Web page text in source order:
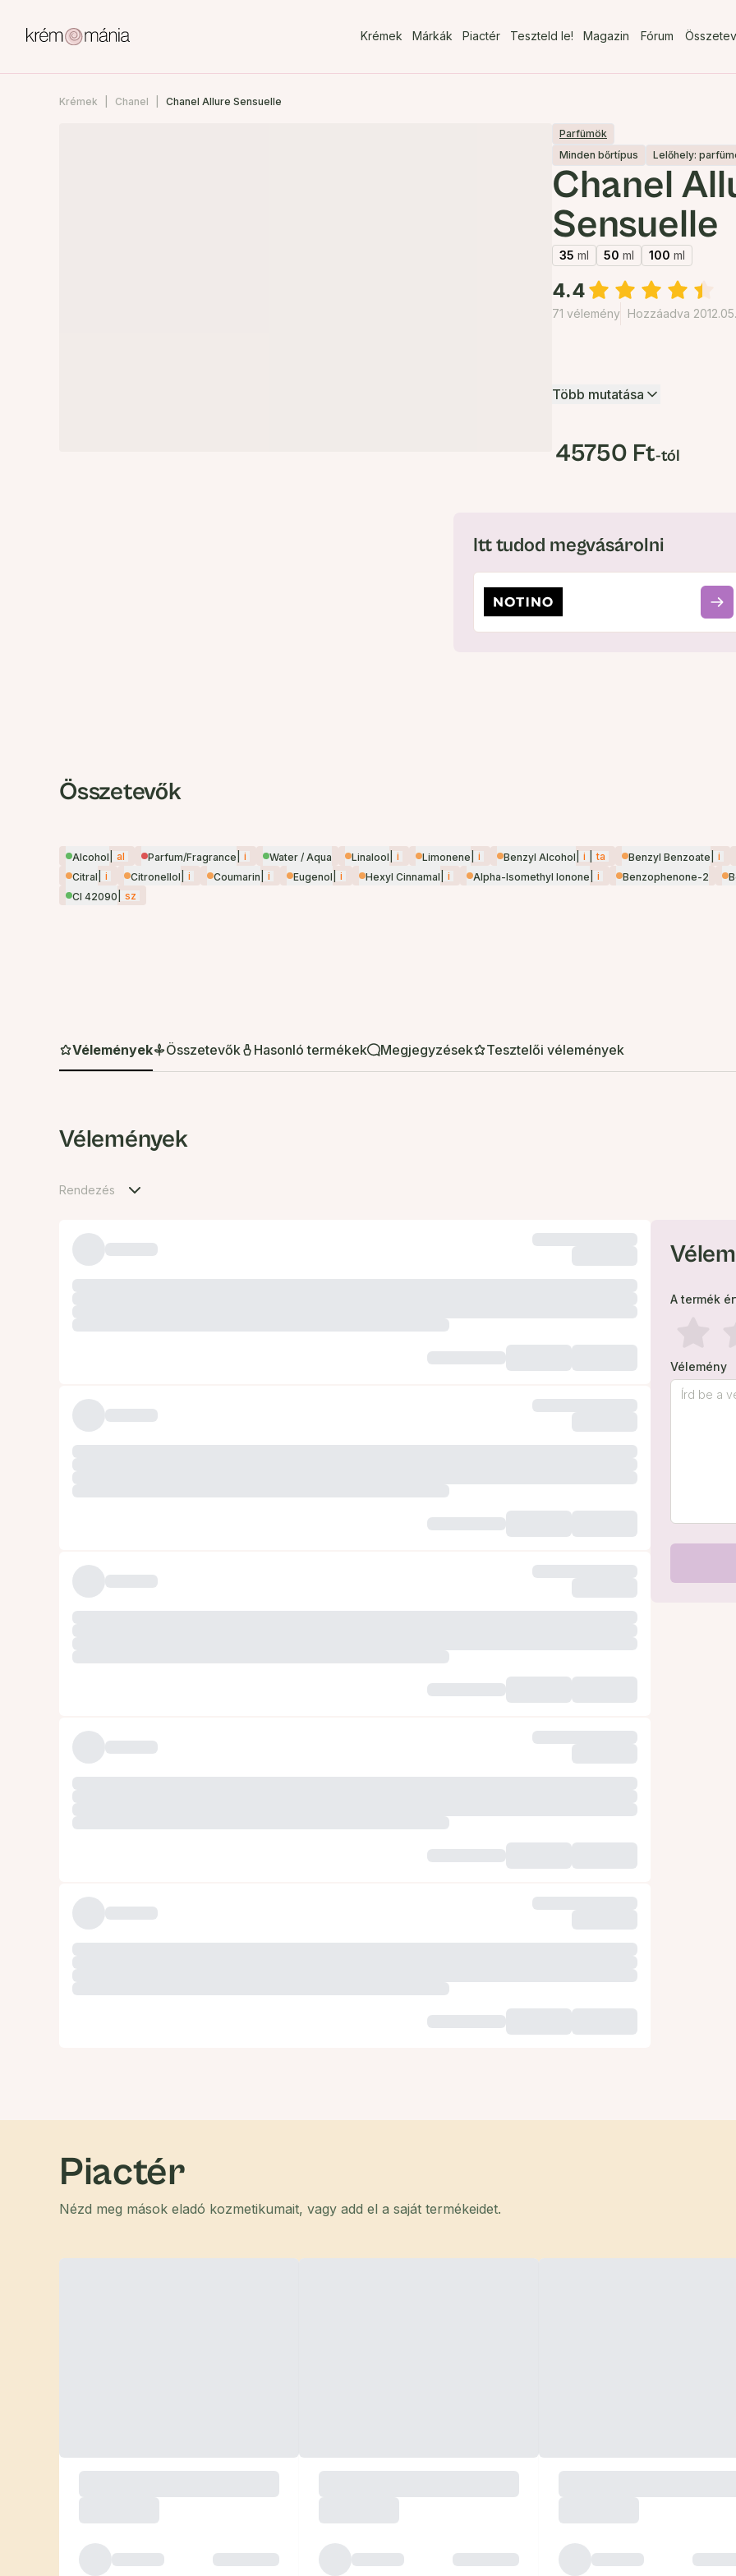
Krémek Márkák Piactér Teszteld le! Magazin Fórum
Krémek Chanel Chanel Allure Sensuelle
Parfümök
Minden bőrtípus
Lelőhely:
Chanel
Sensuelle
35 ml 50 ml 100 ml
4.4
71 vélemény Hozzáadva
Több mutatása
45750 Ft-tól
Itt tudod megvásárolni
Összetevők
Alcohol al Parfum/Fragrance i Water / Aqua Linalool i Limonene i Benzyl Alcohol i ta Benzyl Benzoate i
Citral
i Citronellol i Coumarin i Eugenol i Hexyl Cinnamal i Alpha-Isomethyl Ionone i Benzophenone-2
CI 42090
sz
Vélemények Összetevők Hasonló termékek Megjegyzések Tesztelői vélemények
Vélemények
Rendezés
A termék
Vélemény
Piactér
Nézd meg mások eladó kozmetikumait, vagy add el a saját termékeidet.